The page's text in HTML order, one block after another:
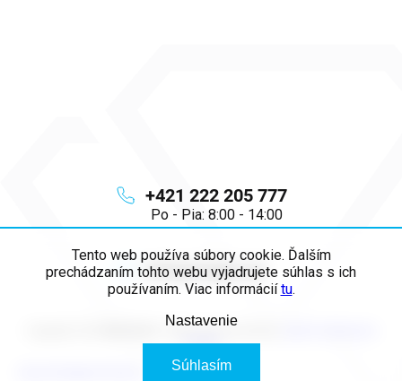
Tento web používa súbory cookie. Ďalším
prechádzaním tohto webu vyjadrujete súhlas s ich
používaním. Viac informáciítu.
Nastavenie
Súhlasím
info@majya.sk
+421 222 205 777
Po - Pia: 8:00 - 14:00
cookies